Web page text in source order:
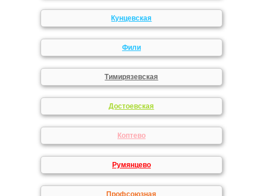
Кунцевская
Фили
Тимирязевская
Достоевская
Коптево
Румянцево
Профсоюзная